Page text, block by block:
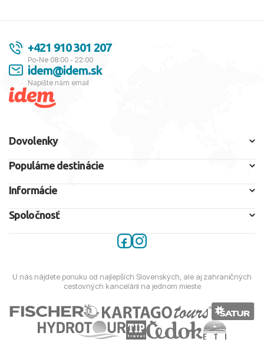
+421 910 301 207
Po-Ne 08:00 - 22:00
idem@idem.sk
Napíšte nám email
Dovolenky
Populárne destinácie
Informácie
Spoločnosť
U nás nájdete ponuku od najlepších Slovenských, ale aj zahraničných
cestovných kancelárií na jednom mieste